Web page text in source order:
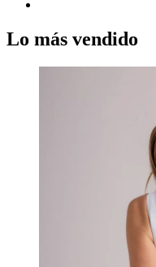
Lo más vendido